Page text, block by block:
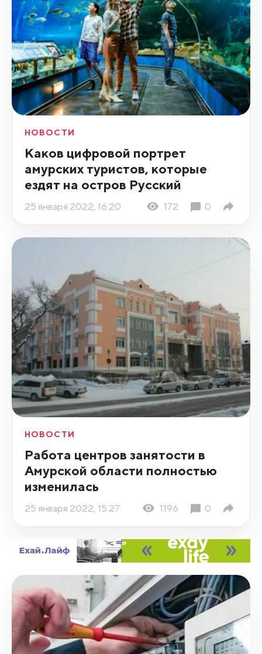
НОВОСТИ
Каков цифровой портрет
амурских туристов, которые
ездят на остров Русский
25 января 2022, 16:20 172 0
НОВОСТИ
Работа центров занятости в
Амурской области полностью
изменилась
25 января 2022, 15:27 1196 0